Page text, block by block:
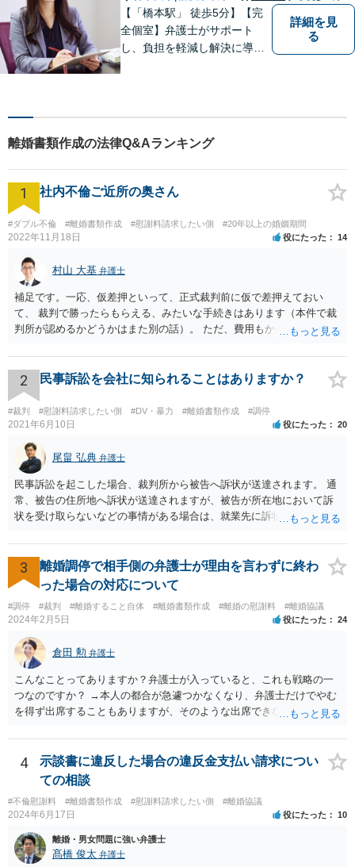
【「橋本駅」 徒歩5分】【完
全個室】弁護士がサポート
し、負担を軽減し解決に導き
はご相談いただき、今後の進
め方を一緒に考えましょう。
【法テラス利用可】
詳細を見
る
離婚書類作成の法律Q&Aランキング
1 社内不倫ご近所の奥さん
#ダブル不倫 #離婚書類作成 #慰謝料請求したい側 #20年以上の婚姻期間
2022年11月18日 役にたった 14
村山 大基 弁護士
補足です。一応、仮差押といって、正式裁判前に仮で差押えておい
て、 裁判で勝ったらもらえる、みたいな手続きはあります（本件で裁
判所が認めるかどうかはまた別の話）。 ただ、費用もかかりますし、
のであれば、 面談相談に行って詳しく話を聞いてみましょう。
2 民事訴訟を会社に知られることはありますか？
#裁判 #慰謝料請求したい側 #DV・暴力 #離婚書類作成 #調停
2021年6月10日 役にたった 20
尾畠 弘典 弁護士
民事訴訟を起こした場合、裁判所から被告へ訴状が送達されます。 通
常、被告の住所地へ訴状が送達されますが、被告が所在地において訴
状を受け取らないなどの事情がある場合は、就業先に訴状が送達され
題となっているケースや、目撃者として就業先の従業員がおり、目撃
者に証言してもらうことが必要になるケースなどでは、裁判の追行
上、就業先に協力を仰がなければならない場合や、就業先の従業員に
協力を仰がなければならない場合があります。 また、仮に訴訟におい
ていくらかの賠償が認められたとして、被告がこれを任意に支払わな
い場合は、強制執行を申し立てることで債権の回収を図ることができ
ます。 例えば、被告の給料を差し押さえる場合には、裁判所から被告
の就業先に文書が送付されますので、訴訟が起こったことを事後的に
就業先が覚知することになります。 警察への被害届の提出というの
は、必須ではありません。 ただ、当然ながら強制わいせつを行ったこ
との証拠がなければ、民事訴訟で勝訴することはできません。
3
離婚調停で相手側の弁護士が理由を言わずに終わ
った場合の対応について
#調停 #裁判 #離婚すること自体 #離婚書類作成 #離婚の慰謝料 #離婚協議
2024年2月5日 役にたった 24
倉田 勲 弁護士
こんなことってありますか？弁護士が入っていると、これも戦略の一
つなのですか？ →本人の都合が急遽つかなくなり、弁護士だけでやむ
を得ず出席することもありますが、そのような出席できない理由がな
えて弁護士だけで出席する戦略は聞いたことはありません。
4
示談書に違反した場合の違反金支払い請求につい
ての相談
#不倫慰謝料 #離婚書類作成 #慰謝料請求したい側 #離婚協議
2024年6月17日 役にたった 10
離婚・男女問題に強い弁護士
髙橋 俊太 弁護士